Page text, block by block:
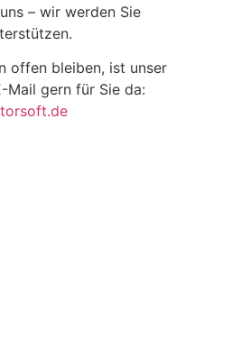
– wir werden Sie
offen bleiben, ist unser
Mail gern für Sie da: